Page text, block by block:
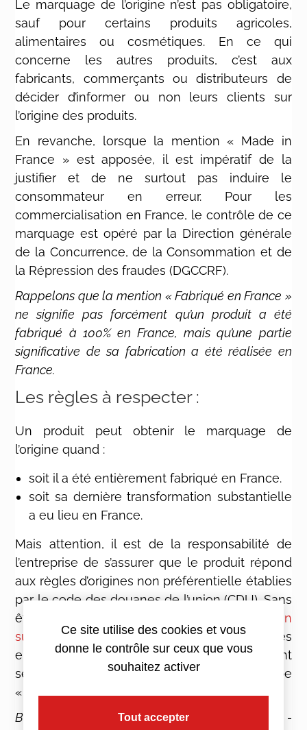
Le marquage de l’origine n’est pas obligatoire,
sauf pour certains produits agricoles,
alimentaires ou cosmétiques. En ce qui
concerne les autres produits, c’est aux
fabricants, commerçants ou distributeurs de
décider d’informer ou non leurs clients sur
l’origine des produits.
En revanche, lorsque la mention « Made in
France » est apposée, il est impératif de la
justifier et de ne surtout pas induire le
consommateur en erreur. Pour les
commercialisation en France, le contrôle de ce
marquage est opéré par la Direction générale
de la Concurrence, de la Consommation et de
la Répression des fraudes (DGCCRF).
Rappelons que la mention « Fabriqué en France »
ne signifie pas forcément qu’un produit a été
fabriqué à 100% en France, mais qu’une partie
significative de sa fabrication a été réalisée en
France.
Les règles à respecter :
Un produit peut obtenir le marquage de
l’origine quand :
soit il a été entièrement fabriqué en France.
soit sa dernière transformation substantielle
a eu lieu en France.
Mais attention, il est de la responsabilité de
l’entreprise de s’assurer que le produit répond
aux règles d’origines non préférentielle établies
par le code des douanes de l’union (CDU). Sans
être obligatoire, la démarche d’ «
Information
sur le Made in France (IMF)» aide les
entreprises à savoir si leurs produits peuvent
se voir apposer un marquage d’origine de type
«
made in France».
Bon à savoir : il existe d’autres mentions d’origine -
Ce site utilise des cookies et vous
donne le contrôle sur ceux que vous
souhaitez activer
Tout accepter